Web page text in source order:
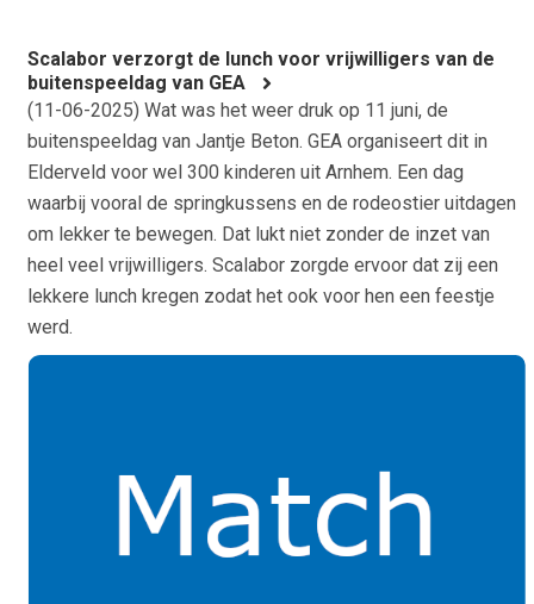
Scalabor verzorgt de lunch voor vrijwilligers van de
buitenspeeldag van GEA
(11-06-2025) Wat was het weer druk op 11 juni, de
buitenspeeldag van Jantje Beton. GEA organiseert dit in
Elderveld voor wel 300 kinderen uit Arnhem. Een dag
waarbij vooral de springkussens en de rodeostier uitdagen
om lekker te bewegen. Dat lukt niet zonder de inzet van
heel veel vrijwilligers. Scalabor zorgde ervoor dat zij een
lekkere lunch kregen zodat het ook voor hen een feestje
werd.